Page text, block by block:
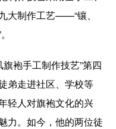
河北 山西
上海 江苏
福建
大制作工艺——“镶、
袍手工制作技艺”第四
弟走进社区、学校等
轻人对旗袍文化的兴
力。如今，他的两位徒